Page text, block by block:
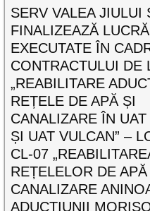
SERV VALEA JIULUI
FINALIZEAZĂ
EXECUTATE ÎN
CONTRACTULUI DE
„REABILITARE
REȚELE DE APĂ ȘI
CANALIZARE ÎN
ȘI UAT VULCAN” –
CL-07
REȚELELOR DE APĂ
CANALIZARE
ADUCȚIUNII